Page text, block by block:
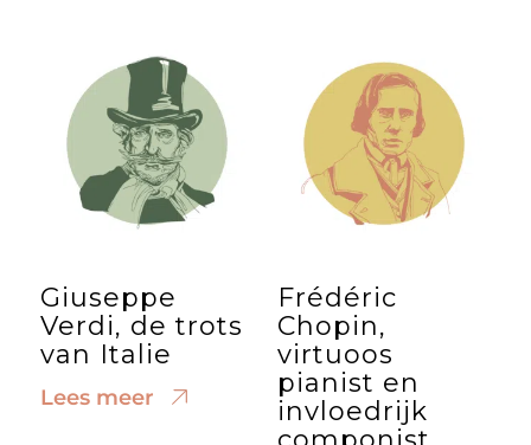
Giuseppe
Verdi, de trots
van Italie
Lees meer
Frédéric
Chopin,
virtuoos
pianist en
invloedrijk